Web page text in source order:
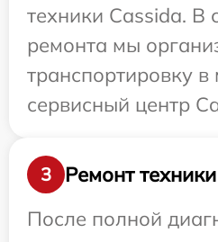
техники Cassida. В
ремонта мы
транспортировку
сервисный центр
3
Ремонт техники
После полной